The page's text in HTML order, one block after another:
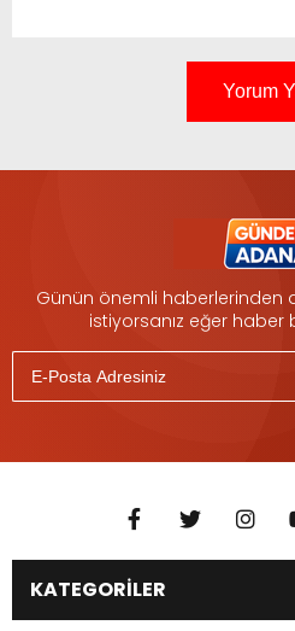
Yorum
Günün önemli haberlerinden
istiyorsanız eğer haber
KATEGORİLER